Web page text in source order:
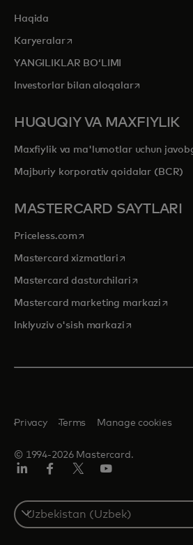
Haqida
Karyeralaropens in a new tab
YANGILIKLAR BOʻLIMI
Investorlar bilan aloqalaropens in a
HUQUQIY VA MAXFIYLIK
Maxfiylik va ma'lumotlar uchun
Majburiy korporativ qoidalar (BCR)
MASTERCARD SAYTLARI
Priceless.com opens in a new tab
Mastercard xizmatlari opens in a new
Mastercard dasturchilariopens in a
Mastercard marketing markazi opens
Inklyuziv o'sish markaziopens in a new
© 1994-2026 Mastercard.
Privacy Terms Manage cookies
Select
a
country